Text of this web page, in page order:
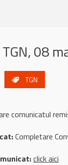
08
TGN
comunicatul
Completare
click aici